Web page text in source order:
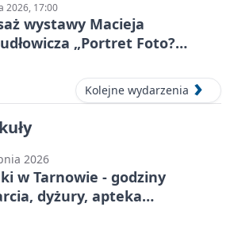
2026, 17:00
wystawy Macieja
„Portret Foto?
Kolejne wydarzenia
2026
w Tarnowie - godziny
dyżury, apteka